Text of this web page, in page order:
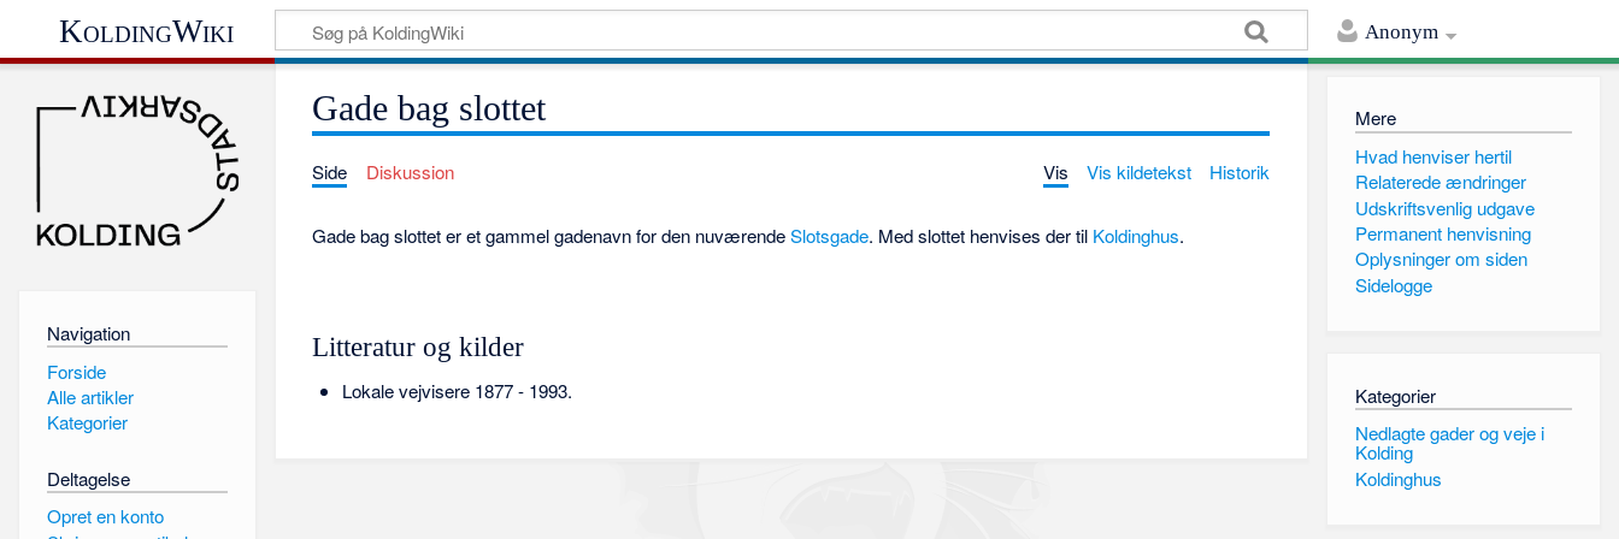
Anonym
KoldingWiki
Gade bag slottet
Side Diskussion Vis Vis kildetekst Historik
Gade bag slottet er et gammel gadenavn for den nuværendeSlotsgade. Med slottet henvises der til Koldinghus.
Litteratur og kilder
Lokale vejvisere 1877 - 1993.
Navigation
Forside
Alle artikler
Kategorier
Deltagelse
Opret en konto
Mere
Hvad henviser hertil
Relaterede ændringer
Udskriftsvenlig udgave
Permanent henvisning
Oplysninger om siden
Sidelogge
Kategorier
Nedlagte gader og veje i
Kolding
Koldinghus